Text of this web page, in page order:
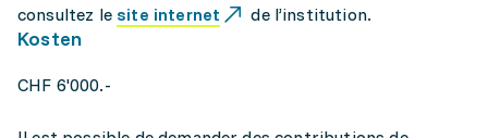
consultez le site internet de l’institution.
Kosten
CHF 6'000.-